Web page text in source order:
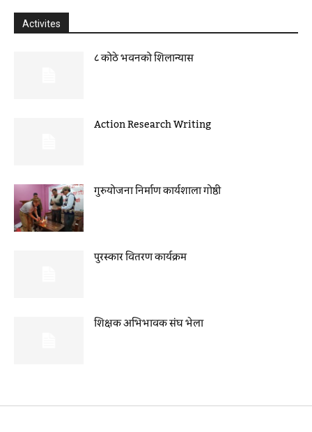
Activites
८ कोठे भवनको शिलान्यास
Action Research Writing
गुरुयोजना निर्माण कार्यशाला गोष्ठी
पुरस्कार वितरण कार्यक्रम
शिक्षक अभिभावक संघ भेला